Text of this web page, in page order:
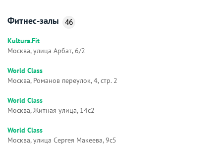
Фитнес-залы 46
Kultura.Fit
Москва, улица Арбат, 6/2
World Class
Москва, Романов переулок, 4, стр. 2
World Class
Москва, Житная улица, 14с2
World Class
Москва, улица Сергея Макеева, 9с5